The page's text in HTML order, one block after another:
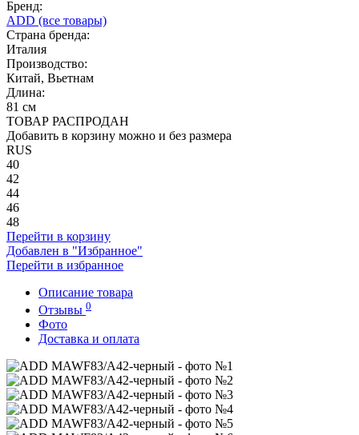
Бренд:
ADD (все товары)
Страна бренда:
Италия
Производство:
Китай, Вьетнам
Длина:
81 см
ТОВАР РАСПРОДАН
Добавить в корзину можно и без размера
RUS
40
42
44
46
48
Перейти в корзину
Добавлен в "Избранное"
Перейти в избранное
Описание товара
Отзывы 0
Фото
Доставка и оплата